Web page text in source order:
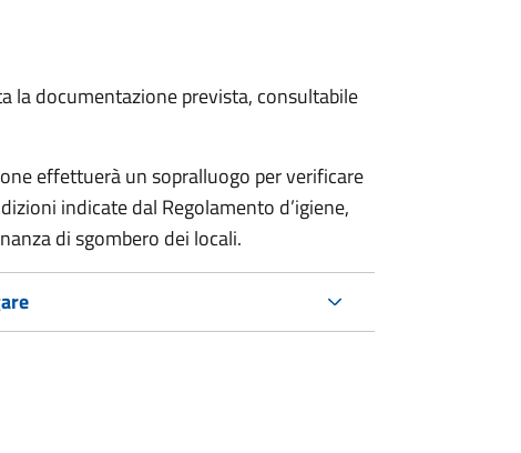
la documentazione prevista, consultabile
effettuerà un sopralluogo per verificare
indicate dal Regolamento d’igiene,
di sgombero dei locali.